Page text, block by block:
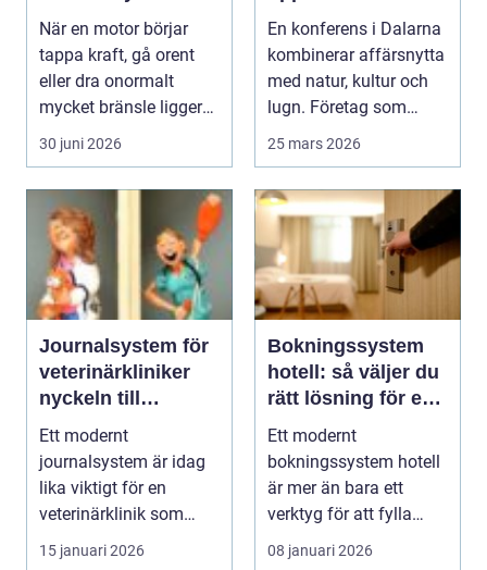
När en motor börjar
tappa kraft, gå orent
eller dra onormalt
mycket bränsle ligger
felet ofta i cyli...
30 juni 2026
En konferens i Dalarna
kombinerar affärsnytta
med natur, kultur och
lugn. Företag som
25 mars 2026
Journalsystem för
veterinärkliniker
nyckeln till
smidigare vardag
och säkrare vård
Ett modernt
journalsystem är idag
lika viktigt för en
veterinärklinik som
röntgenutrustning och
oper...
15 januari 2026
Bokningssystem
hotell: så väljer du
rätt lösning för en
modern
gästupplevelse
Ett modernt
bokningssystem hotell
är mer än bara ett
verktyg för att fylla
rum. F&oum...
08 januari 2026